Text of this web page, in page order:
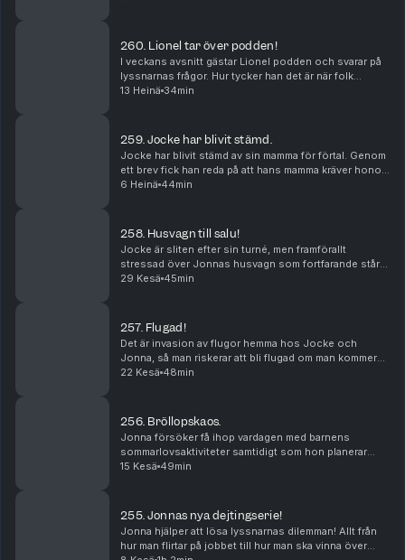
260. Lionel tar över podden!
I veckans avsnitt gästar Lionel podden och svarar på
lyssnarnas frågor. Hur tycker han det är när folk
kommer fram och tar kort? Och hur är det att följa med
13 Heinä 34min
259. Jocke har blivit stämd.
Jocke har blivit stämd av sin mamma för förtal. Genom
ett brev fick han reda på att hans mamma kräver honom
på 50.000 kr. Hur känns det? Och hur påverkas han?
6 Heinä 44min
258. Husvagn till salu!
Jocke är sliten efter sin turné, men framförallt
stressad över Jonnas husvagn som fortfarande står
kvar vid huset. Han försöker sälja den i podden,
29 Kesä 45min
257. Flugad!
Det är invasion av flugor hemma hos Jocke och
Jonna, så man riskerar att bli flugad om man kommer
på besök. Jonna hävdar att Jocke är mest fåfäng i
22 Kesä 48min
256. Bröllopskaos.
Jonna försöker få ihop vardagen med barnens
sommarlovsaktiviteter samtidigt som hon planerar
bröllopet. Hjärnan är mos och stressen över att hinna
15 Kesä 49min
255. Jonnas nya dejtingserie!
Jonna hjälper att lösa lyssnarnas dilemman! Allt från
hur man flirtar på jobbet till hur man ska vinna över